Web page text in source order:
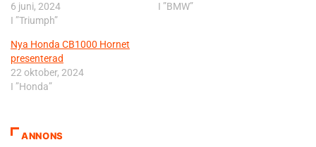
6 juni, 2024
I ”Triumph”
I ”BMW”
Nya Honda CB1000 Hornet
presenterad
22 oktober, 2024
I ”Honda”
ANNONS